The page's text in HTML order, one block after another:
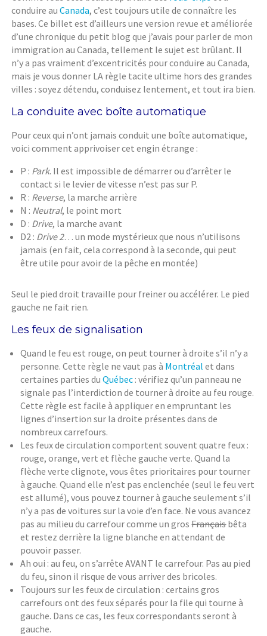
conduire auCanada, c’est toujours utile de connaître les
bases. Ce billet est d’ailleurs une version revue et améliorée
d’une chronique du petit blog que j’avais pour parler de mon
immigration au Canada, tellement le sujet est brûlant. Il
n’y a pas vraiment d’excentricités pour conduire au Canada,
mais je vous donner LA règle tacite ultime hors des grandes
villes : soyez détendu, conduisez lentement, et tout ira bien.
La conduite avec boîte automatique
Pour ceux qui n’ont jamais conduit une boîte automatique,
voici comment apprivoiser cet engin étrange :
P : Park. Il est impossible de démarrer ou d’arrêter le
contact si le levier de vitesse n’est pas sur P.
R : Reverse, la marche arrière
N : Neutral, le point mort
D : Drive, la marche avant
D2 : Drive 2… un mode mystérieux que nous n’utilisons
jamais (en fait, cela correspond à la seconde, qui peut
être utile pour avoir de la pêche en montée)
Seul le pied droit travaille pour freiner ou accélérer. Le pied
gauche ne fait rien.
Les feux de signalisation
Quand le feu est rouge, on peut tourner à droite s’il n’y a
personne. Cette règle ne vaut pas à Montréal et dans
certaines parties duQuébec : vérifiez qu’un panneau ne
signale pas l’interdiction de tourner à droite au feu rouge.
Cette règle est facile à appliquer en empruntant les
lignes d’insertion sur la droite présentes dans de
nombreux carrefours.
Les feux de circulation comportent souvent quatre feux :
rouge, orange, vert et flèche gauche verte. Quand la
flèche verte clignote, vous êtes prioritaires pour tourner
à gauche. Quand elle n’est pas enclenchée (seul le feu vert
est allumé), vous pouvez tourner à gauche seulement s’il
n’y a pas de voitures sur la voie d’en face. Ne vous avancez
pas au milieu du carrefour comme un grosFrançaisbêta
et restez derrière la ligne blanche en attendant de
pouvoir passer.
Ah oui : au feu, on s’arrête AVANT le carrefour. Pas au pied
du feu, sinon il risque de vous arriver des bricoles.
Toujours sur les feux de circulation : certains gros
carrefours ont des feux séparés pour la file qui tourne à
gauche. Dans ce cas, les feux correspondants seront à
gauche.